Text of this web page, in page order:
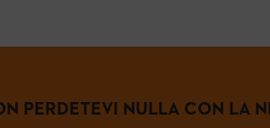
PERDETEVI NULLA CON LA